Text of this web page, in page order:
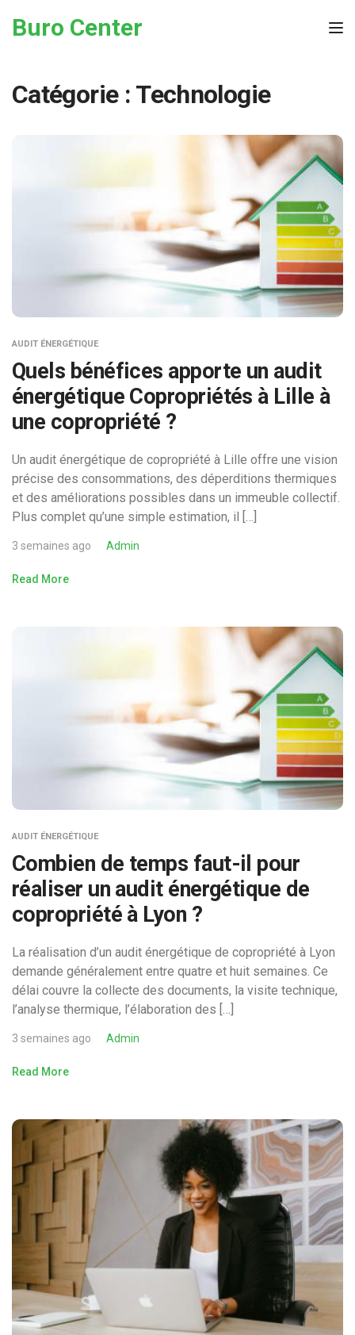
Buro Center
Catégorie : Technologie
AUDIT ÉNERGÉTIQUE
Quels bénéfices apporte un audit
énergétique Copropriétés à Lille à
une copropriété ?
Un audit énergétique de copropriété à Lille offre une vision
précise des consommations, des déperditions thermiques
et des améliorations possibles dans un immeuble collectif.
Plus complet qu’une simple estimation, il […]
3 semaines ago Admin
Read More
AUDIT ÉNERGÉTIQUE
Combien de temps faut-il pour
réaliser un audit énergétique de
copropriété à Lyon ?
La réalisation d’un audit énergétique de copropriété à Lyon
demande généralement entre quatre et huit semaines. Ce
délai couvre la collecte des documents, la visite technique,
l’analyse thermique, l’élaboration des […]
3 semaines ago Admin
Read More